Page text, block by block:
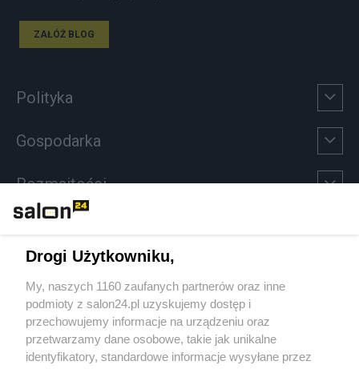
ZAŁÓŻ BLOG
Polityka
Gospodarka
Rozmaitości
Sport
Społeczeństwo
Kultura
Drogi Użytkowniku,
My, naszych 1160 zaufanych partnerów oraz inne
podmioty z salon24.pl uzyskujemy dostęp i
przechowujemy informacje na urządzeniu oraz
przetwarzamy dane osobowe, takie jak unikalne
identyfikatory, standardowe informacje wysyłane przez